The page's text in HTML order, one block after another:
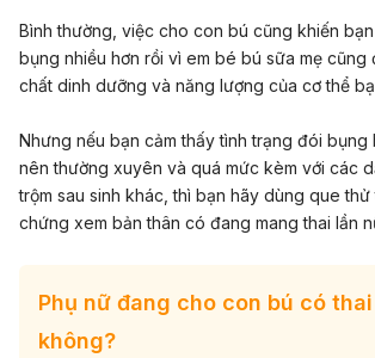
Bình thường, việc cho con bú cũng khiến
bụng nhiều hơn rồi vì em bé bú sữa mẹ cũng
chất dinh dưỡng và năng lượng của cơ thể
Nhưng nếu bạn cảm thấy tình trạng đói bụng
nên thường xuyên và quá mức kèm với các
trộm sau sinh khác, thì bạn hãy dùng que thử
chứng xem bản thân có đang mang thai lần
Phụ nữ đang cho con bú có
không?